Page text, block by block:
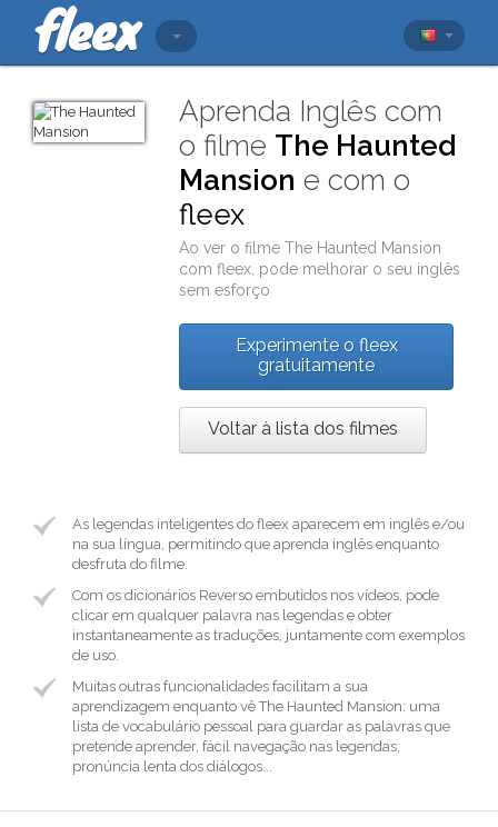
Aprenda Inglês com
o filme The Haunted
Mansion e com o
fleex
Ao ver o filmeThe Haunted Mansion
comfleex , pode melhorar o seu inglês
sem esforço
Experimente o fleex
gratuitamente
Voltar à lista dos filmes
As legendas inteligentes do fleex aparecem em inglês e/ou
na sua língua, permitindo que aprenda inglês enquanto
desfruta do filme.
Com os dicionários Reverso embutidos nos vídeos, pode
clicar em qualquer palavra nas legendas e obter
instantaneamente as traduções, juntamente com exemplos
de uso.
Muitas outras funcionalidades facilitam a sua
aprendizagem enquanto vê The Haunted Mansion: uma
lista de vocabulário pessoal para guardar as palavras que
pretende aprender, fácil navegação nas legendas,
pronúncia lenta dos diálogos...